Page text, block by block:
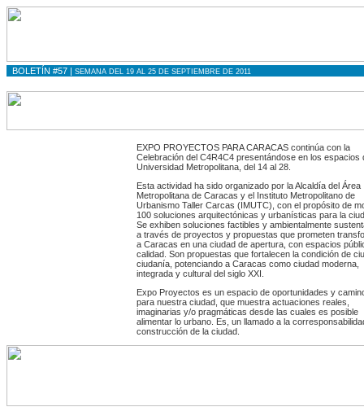
BOLETÍN #57 | SEMANA DEL 19 AL 25 DE SEPTIEMBRE DE 2011
EXPO PROYECTOS PARA CARACAS continúa con la
Celebración del C4R4C4 presentándose en los espacios
Universidad Metropolitana, del 14 al 28.
Esta actividad ha sido organizado por la Alcaldía del Área
Metropolitana de Caracas y el Instituto Metropolitano de
Urbanismo Taller Carcas (IMUTC), con el propósito de
100 soluciones arquitectónicas y urbanísticas para la
Se exhiben soluciones factibles y ambientalmente
a través de proyectos y propuestas que prometen
a Caracas en una ciudad de apertura, con espacios
calidad. Son propuestas que fortalecen la condición de
ciudanía, potenciando a Caracas como ciudad moderna,
integrada y cultural del siglo XXI.
Expo Proyectos es un espacio de oportunidades y
para nuestra ciudad, que muestra actuaciones reales,
imaginarias y/o pragmáticas desde las cuales es posible
alimentar lo urbano. Es, un llamado a la
construcción de la ciudad.